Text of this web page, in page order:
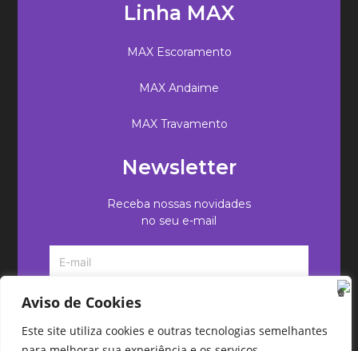
Aviso de Cookies
Este site utiliza cookies e outras tecnologias semelhantes
Linha MAX
MAX Escoramento
MAX Andaime
MAX Travamento
Newsletter
Receba nossas novidades
no seu e-mail